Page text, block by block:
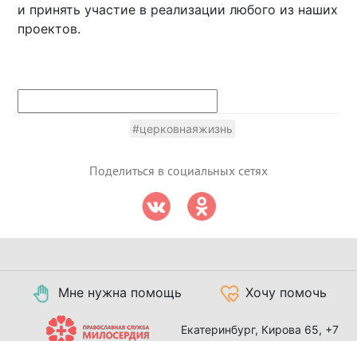
и принять участие в реализации­ любого из наших
проектов.
#церковнаяжизнь
Поделиться в социальных сетях
Мне нужна помощь Хочу помочь
Екатеринбург, Кирова 65, +7